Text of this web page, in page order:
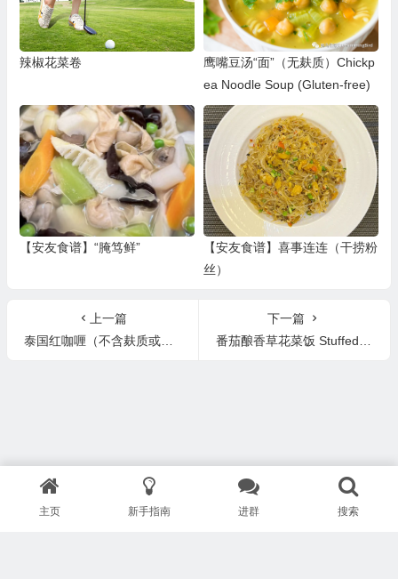
辣椒花菜卷
鹰嘴豆汤“面”（无麸质）Chickp
ea Noodle Soup (Gluten-free)
【安友食谱】“腌笃鲜”
【安友食谱】喜事连连（干捞粉
丝）
上一篇
泰国红咖喱（不含麸质或乳制品）Thai Red Curry
下一篇
番茄酿香草花菜饭 Stuffed Tomatoes with Herbed Cauliflower Rice
主页 新手指南 进群 搜索